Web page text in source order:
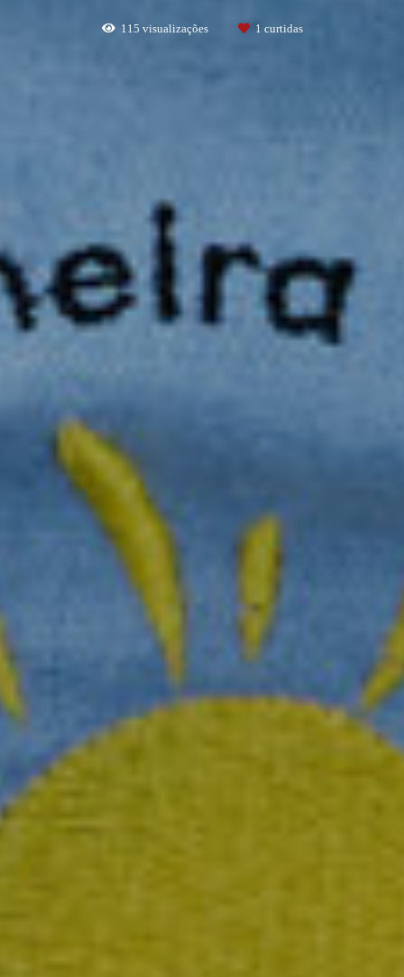
115 visualizações 1 curtidas